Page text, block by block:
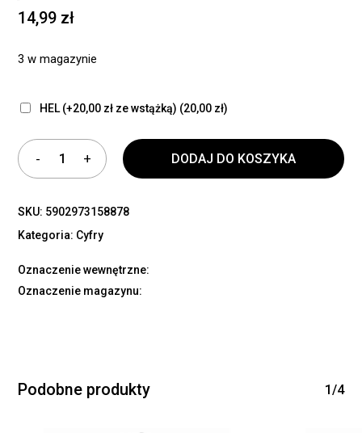
14,99 zł
3 w magazynie
HEL (+20,00 zł ze wstążką) (20,00 zł)
DODAJ DO KOSZYKA
SKU: 5902973158878
Kategoria: Cyfry
Oznaczenie wewnętrzne:
Oznaczenie magazynu:
Podobne produkty 1/4